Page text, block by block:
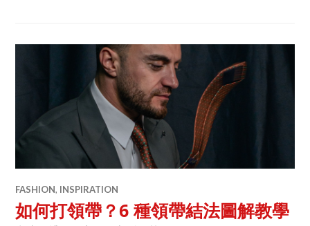
FASHION, INSPIRATION
如何打領帶？6 種領帶結法圖解教學